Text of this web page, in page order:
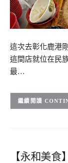
這次去彰化鹿港
這間店就位在民
最…
【永和美